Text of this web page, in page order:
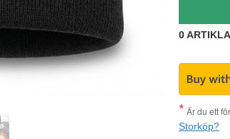
0
Är du ett
Storköp?